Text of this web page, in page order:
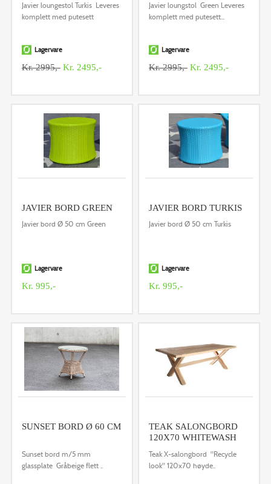
Javier loungestol Turkis Leveres
komplett med putesett
Lagervare
Kr. 2995,-Kr. 2495,-
Javier loungstol Green Leveres
komplett med putesett...
Lagervare
Kr. 2995,-Kr. 2495,-
JAVIER BORD GREEN
Javier bord Ø 50 cm Green
Lagervare
Kr. 995,-
JAVIER BORD TURKIS
Javier bord Ø 50 cm Turkis
Lagervare
Kr. 995,-
SUNSET BORD Ø 60 CM
Sunset bord m/5 mm
glassplate Gråbeige flett ..
TEAK SALONGBORD
120X70 WHITEWASH
Teak X-salongbord "Recycle
look" 120x70 høyde..